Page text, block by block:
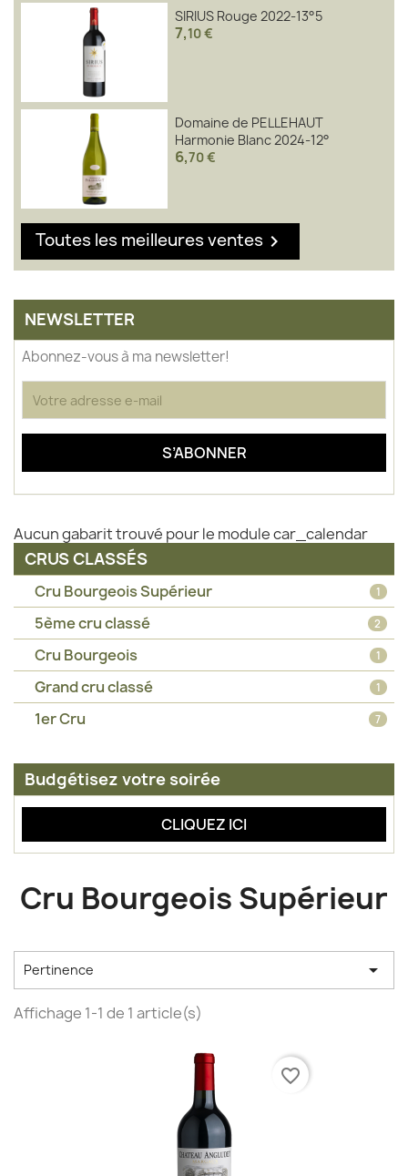
SIRIUS Rouge 2022-13°5
7,10 €
Domaine de PELLEHAUT
Harmonie Blanc 2024-12°
6,70 €
Toutes les meilleures ventes 
NEWSLETTER
Abonnez-vous à ma newsletter!
Aucun gabarit trouvé pour le module car_calendar
CRUS CLASSÉS
Cru Bourgeois Supérieur 1
5ème cru classé 2
Cru Bourgeois 1
Grand cru classé 1
1er Cru 7
Budgétisez votre soirée
CLIQUEZ ICI
Cru Bourgeois Supérieur
Pertinence 
Affichage 1-1 de 1 article(s)
favorite_border